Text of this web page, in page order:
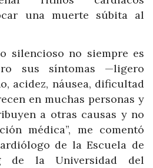
una muerte súbita al
silencioso no siempre es
sus síntomas —ligero
acidez, náusea, dificultad
en muchas personas y
a otras causas y no
médica”, me comentó
de la Escuela de
de la Universidad del